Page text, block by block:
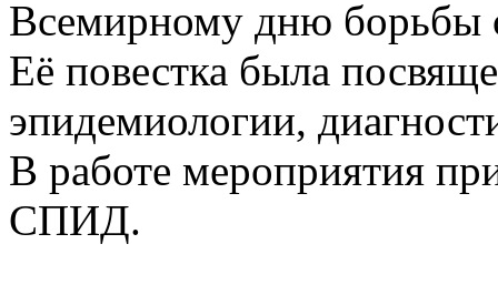
Всемирному дню
Её повестка была
эпидемиологии,
В работе мероприятия
СПИД.